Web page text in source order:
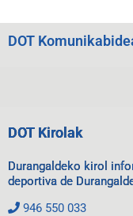
DOT
DOT Kirolak
Durangaldeko kirol
deportiva de
946 550 033